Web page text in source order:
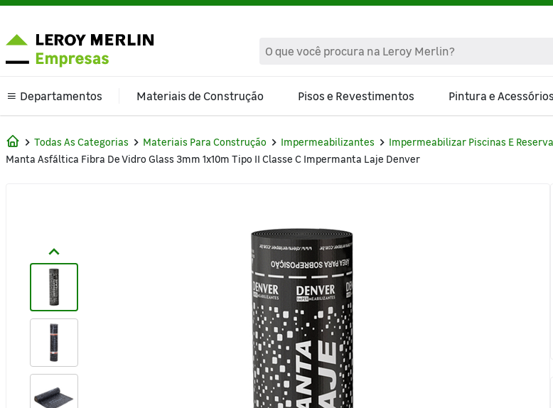
text.skipToContent
text.skipToNavigation
Departamentos
Climatização e Ventilação
Banheiro
Decoração
Ferragens
Ferramentas
Iluminação
Jardim e Varanda
Materiais de Construção Pisos e Revestimentos Pintura e Acessórios
Todas As Categorias Materiais Para Construção Impermeabilizantes
Impermeabilizar Piscinas E
Manta Asfáltica Fibra De Vidro Glass 3mm 1x10m Tipo II Classe C Impermanta Laje Denver